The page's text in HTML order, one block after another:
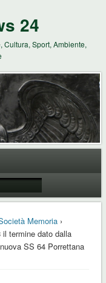
24
Cultura, Sport, Ambiente,
Memoria›
termine dato dalla
SS 64 Porrettana